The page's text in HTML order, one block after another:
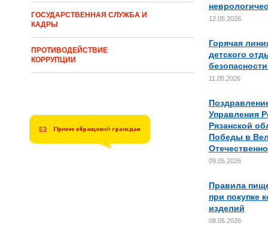
ГОСУДАРСТВЕННАЯ СЛУЖБА И
КАДРЫ
ПРОТИВОДЕЙСТВИЕ
КОРРУПЦИИ
12.05.2026
Горячая
детского
11.05.2026
Управления
Рязанской
Победы в
09.05.2026
Правила
при покупке
изделий
08.05.2026